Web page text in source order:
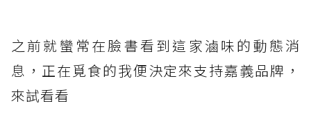
之前就蠻常在臉書看到這家滷味的動態消
息，正在覓食的我便決定來支持嘉義品牌，
來試看看